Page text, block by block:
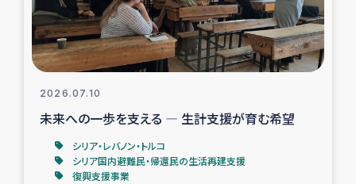
2026.07.10
未来への一歩を支える ― 生計支援が育む希望
シリア・レバノン・トルコ
シリア国内避難民・帰還民の生活再建支援
復興支援事業